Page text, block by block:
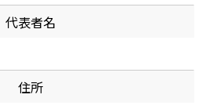
代表者名
住所